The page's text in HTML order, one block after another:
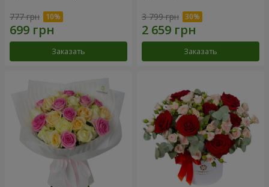
777 грн
Заказать
3 799 грн
Заказать